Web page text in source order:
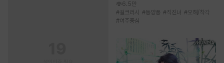
6.5만
#걸크러시 #동양풍 #직진녀 #오해/착각
#여주중심